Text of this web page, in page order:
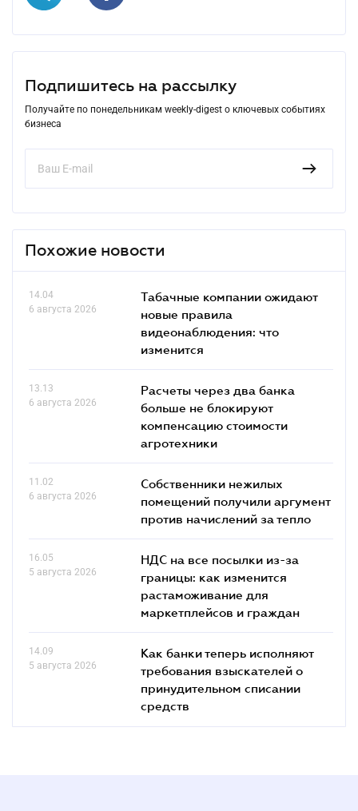
Подпишитесь на рассылку
Получайте по понедельникам weekly-digest о ключевых событиях
бизнеса
Похожие новости
14.04
6 августа 2026
Табачные компании ожидают
новые правила
видеонаблюдения: что
изменится
13.13
6 августа 2026
Расчеты через два банка
больше не блокируют
компенсацию стоимости
агротехники
11.02
6 августа 2026
Собственники нежилых
помещений получили аргумент
против начислений за тепло
16.05
5 августа 2026
НДС на все посылки из-за
границы: как изменится
растаможивание для
маркетплейсов и граждан
14.09
5 августа 2026
Как банки теперь исполняют
требования взыскателей о
принудительном списании
средств